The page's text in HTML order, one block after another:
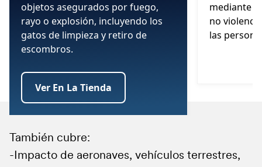
objetos asegurados por fuego,
rayo o explosión, incluyendo los
gatos de limpieza y retiro de
escombros.
Ver En La Tienda
mediante
no
las
También cubre:
-Impacto de aeronaves, vehículos terrestres,
También cubre:·
-Las pérdidas o daños ocurridos al mobiliario a
También cubre:
Cristales colocados en posición vertical.
Se entiende por hechos privados aquellos que
no se vinculan con actividad profesional,